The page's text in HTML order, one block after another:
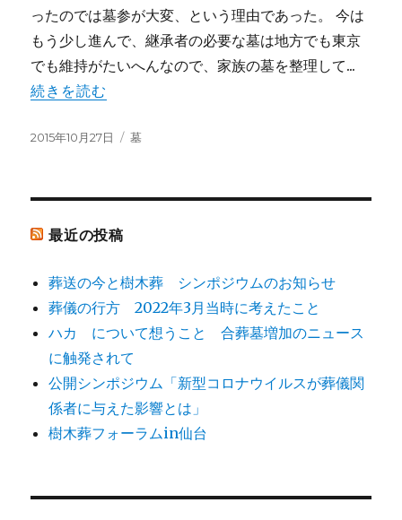
ったのでは墓参が大変、という理由であった。 今は
もう少し進んで、継承者の必要な墓は地方でも東京
でも維持がたいへんなので、家族の墓を整理して...
続きを読む
投
2015年10月27日
カ
墓
最近の投稿
葬送の今と樹木葬 シンポジウムのお知らせ
葬儀の行方 2022年3月当時に考えたこと
ハカ について想うこと 合葬墓増加のニュース
に触発されて
公開シンポジウム「新型コロナウイルスが葬儀関
係者に与えた影響とは」
樹木葬フォーラムin仙台